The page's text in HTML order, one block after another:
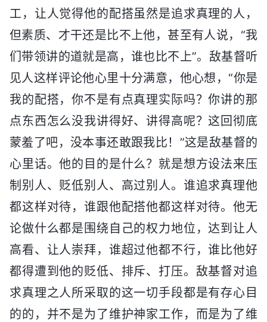
工，让人觉得他的配搭虽然是追求真理的人，
但素质、才干还是比不上他，甚至有人说，“我
们带领讲的道就是高，谁也比不上”。敌基督听
见人这样评论他心里十分满意，他心想，“你是
我的配搭，你不是有点真理实际吗？你讲的那
点东西怎么没我讲得好、讲得高呢？这回彻底
蒙羞了吧，没本事还敢跟我比！”这是敌基督的
心里话。他的目的是什么？就是想方设法来压
制别人、贬低别人、高过别人。谁追求真理他
都这样对待，谁跟他配搭他都这样对待。他无
论做什么都是围绕自己的权力地位，达到让人
高看、让人崇拜，谁超过他都不行，谁比他好
都得遭到他的贬低、排斥、打压。敌基督对追
求真理之人所采取的这一切手段都是有存心目
的的，并不是为了维护神家工作，而是为了维